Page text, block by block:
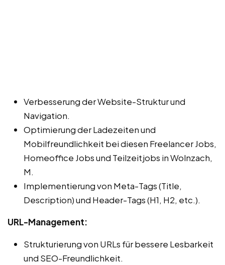
Verbesserung der Website-Struktur und
Navigation.
Optimierung der Ladezeiten und
Mobilfreundlichkeit bei diesen Freelancer Jobs,
Homeoffice Jobs und Teilzeitjobs in Wolnzach,
M.
Implementierung von Meta-Tags (Title,
Description) und Header-Tags (H1, H2, etc.).
URL-Management:
Strukturierung von URLs für bessere Lesbarkeit
und SEO-Freundlichkeit.